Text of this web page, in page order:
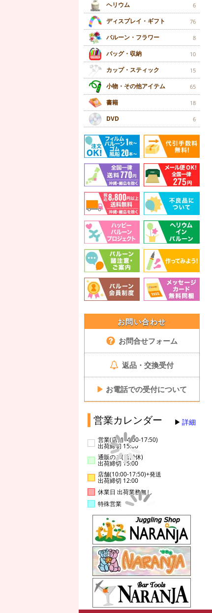
ヘリウム 6
ディスプレイ・ギフト 76
バルーン・フラワー 8
バッグ・収納 10
カップ・スティック 15
小物・その他アイテム 65
書籍 18
DVD 6
お問い合わせ
お問合せフォーム
返品・交換受付
▶ お電話での受付について
営業カレンダー 詳細
営業(店舗14:00-17:50)
出荷締切 15:00
通販のみ(店舗休)
出荷締切 15:00
店舗(10:00-17:50)+発送
出荷締切 12:00
休業日 出荷業務無し
特殊営業